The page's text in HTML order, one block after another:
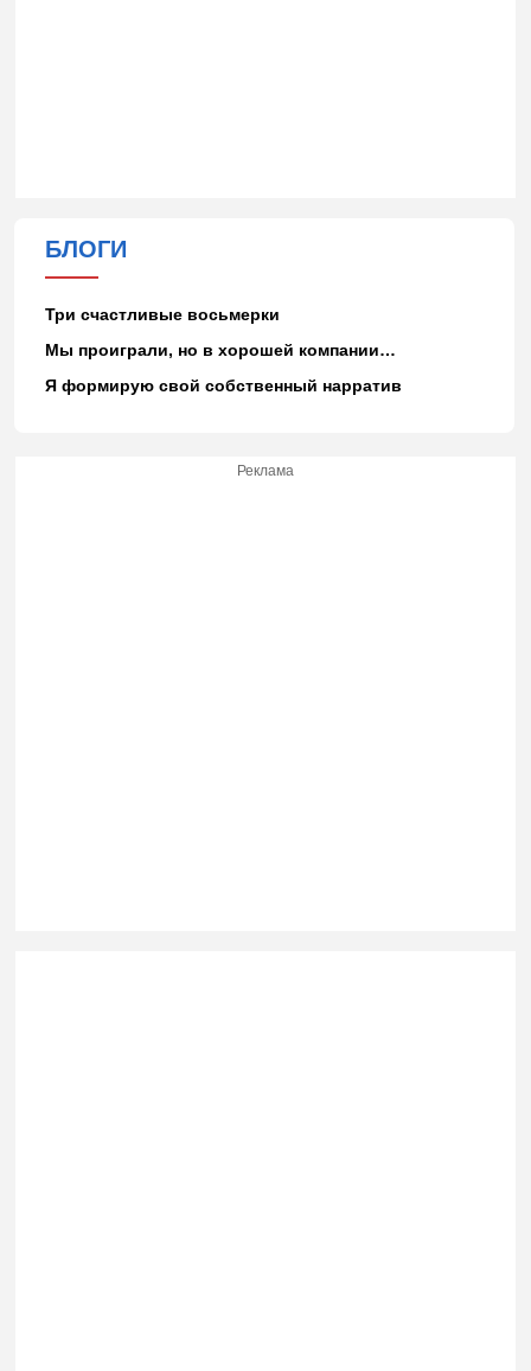
БЛОГИ
Три счастливые восьмерки
Мы проиграли, но в хорошей компании…
Я формирую свой собственный нарратив
Реклама